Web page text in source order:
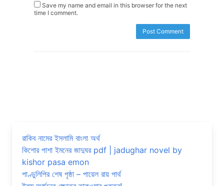
Save my name and email in this browser for the next
time I comment.
রাকিব নামের ইসলামি বাংলা অর্থ
কিশোর পাশা ইমনের জাদুঘর pdf | jadughar novel by
kishor pasa emon
পাণ্ডুলিপির শেষ পৃষ্ঠা – পায়েল রায় পার্থ